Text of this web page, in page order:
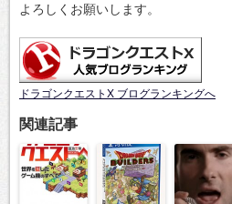
よろしくお願いします。
ドラゴンクエストX ブログランキングへ
関連記事